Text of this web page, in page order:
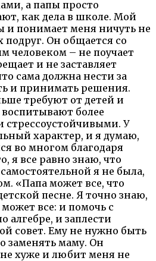
а папы просто
как дела в школе. Мой
и понимает меня ничуть не
Он общается со
человеком – не поучает
и не заставляет
сама должна нести за
и принимать решения.
требуют от детей и
более
стрессоустойчивыми. У
характер, и я думаю,
во многом благодаря
я все равно знаю, что
я не была,
«Папа может все, что
песне. Я точно знаю,
все: и помочь с
алгебре, и заплести
совет. Ему не нужно быть
заменять маму. Он
хуже и любит меня не